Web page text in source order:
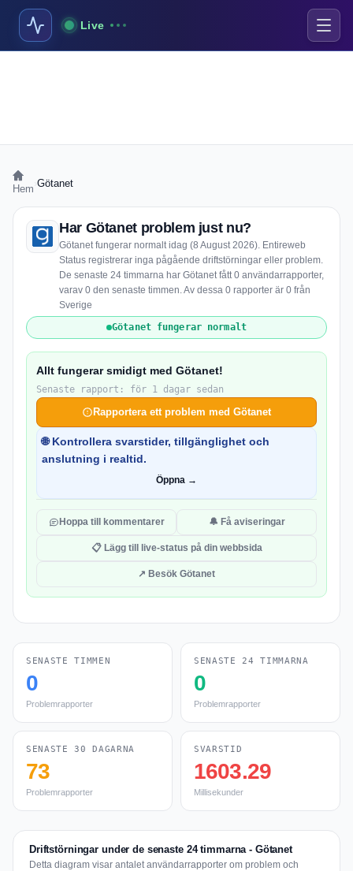
Live
Hem Götanet
Har Götanet problem just nu?
Götanet fungerar normalt idag (8 August 2026). Entireweb
Status registrerar inga pågående driftstörningar eller problem.
De senaste 24 timmarna har Götanet fått 0 användarrapporter,
varav 0 den senaste timmen. Av dessa 0 rapporter är 0 från
Sverige
Götanet fungerar normalt
Allt fungerar smidigt med Götanet!
Senaste rapport: för 1 dagar sedan
Rapportera ett problem med Götanet
🌐 Kontrollera svarstider, tillgänglighet och
anslutning i realtid.
Öppna →
Hoppa till kommentarer 🔔 Få aviseringar
📋 Lägg till live-status på din webbsida
↗ Besök Götanet
SENASTE TIMMEN
0
Problemrapporter
SENASTE 24 TIMMARNA
0
Problemrapporter
SENASTE 30 DAGARNA
73
Problemrapporter
SVARSTID
1603.29
Millisekunder
Driftstörningar under de senaste 24 timmarna - Götanet
Detta diagram visar antalet användarrapporter om problem och